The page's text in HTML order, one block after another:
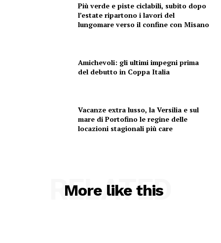
Più verde e piste ciclabili, subito dopo
l’estate ripartono i lavori del
lungomare verso il confine con Misano
Amichevoli: gli ultimi impegni prima
del debutto in Coppa Italia
Vacanze extra lusso, la Versilia e sul
mare di Portofino le regine delle
locazioni stagionali più care
More like this
RELATED